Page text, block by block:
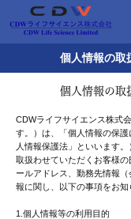
個人情報の取
個人情報の取
CDWライフサイエンス株式
す。）は、「個人情報の保
人情報保護法」といいます
取扱わせていただくお客様
ールアドレス、勤務先情報
報に関し、以下の事項をお知
1.個人情報等の利用目的